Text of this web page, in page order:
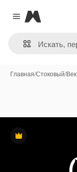
Close menu
Magnific
Главная/Стоковый/
Премиум